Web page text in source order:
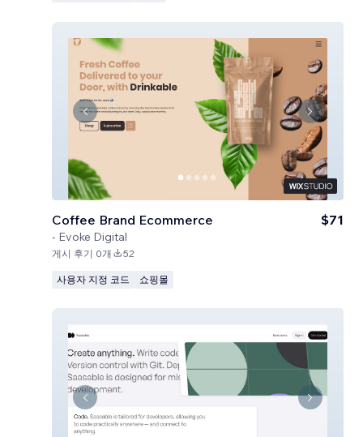
Coffee Brand Ecommerce
- Evoke Digital
$71
게시 후기 0개 52
사용자 지정 코드 쇼핑몰